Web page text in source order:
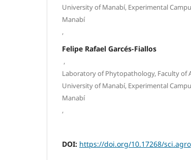
University of Manabí, Experimental
Manabí
,
Felipe Rafael Garcés-Fiallos
,
Laboratory of Phytopathology, Faculty of
University of Manabí, Experimental
Manabí
,
DOI: https://doi.org/10.17268/